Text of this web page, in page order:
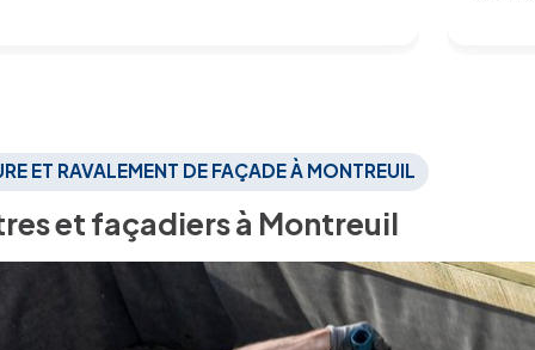
ET RAVALEMENT DE FAÇADE À MONTREUIL
et façadiers à Montreuil